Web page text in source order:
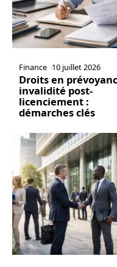
Finance 10 juillet 2026
Droits en
invalidité post-
licenciement :
démarches clés